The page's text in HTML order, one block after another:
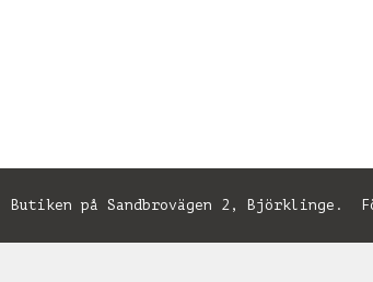
Butiken på Sandbrovägen 2, Björklinge.